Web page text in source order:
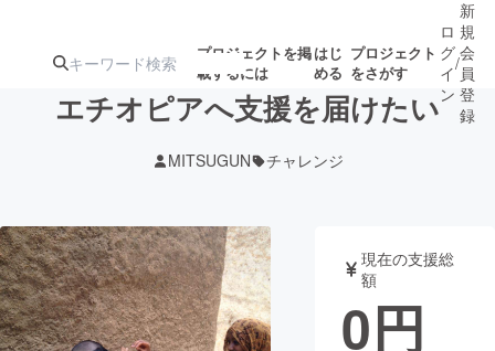
プロジェクトを掲
載するには
はじ
める
プロジェクト
をさがす
アート・写真
ロ
グ
イ
ン
/
新
規
会
員
登
録
エチオピアへ支援を届けたい
MITSUGUN チャレンジ
現在の支援総
額
0円